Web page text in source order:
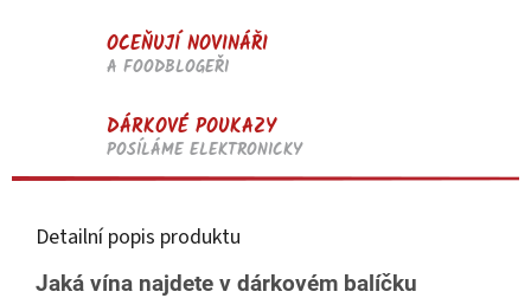
OCEŇUJÍ NOVINÁŘI
A FOODBLOGEŘI
DÁRKOVÉ POUKAZY
POSÍLÁME ELEKTRONICKY
Detailní popis produktu
Jaká vína najdete v dárkovém balíčku